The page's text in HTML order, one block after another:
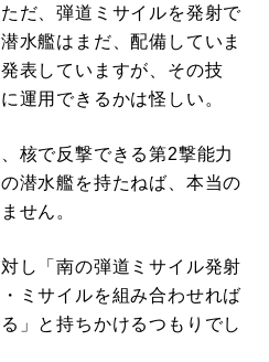
だ、弾道ミサイルを発射で
水艦はまだ、配備していま
表していますが、その技
運用できるかは怪しい。
核で反撃できる第2撃能力
潜水艦を持たねば、本当の
せん。
し「南の弾道ミサイル発射
ミサイルを組み合わせれば
」と持ちかけるつもりでし